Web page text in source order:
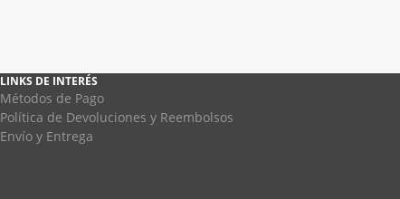
LINKS DE INTERÉS
Métodos de Pago
Política de Devoluciones y Reembolsos
Envío y Entrega